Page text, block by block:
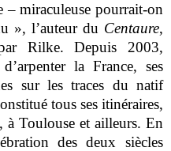
– miraculeuse pourrait-on
», l’auteur du Centaure,
Rilke. Depuis 2003,
la France, ses
sur les traces du natif
tous ses itinéraires,
à Toulouse et ailleurs. En
des deux siècles